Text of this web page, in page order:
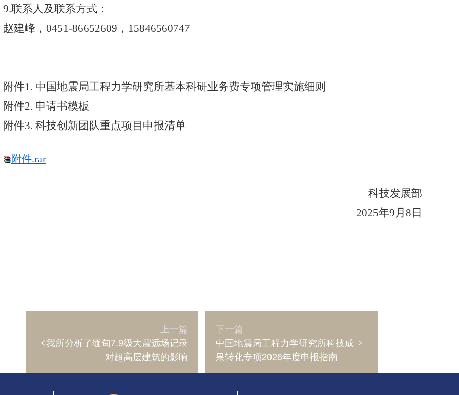
9.联系人及联系方式：
赵建峰，0451-86652609，15846560747
附件1. 中国地震局工程力学研究所基本科研业务费专项管理实施细则
附件2. 申请书模板
附件3. 科技创新团队重点项目申报清单
附件.rar
科技发展部
2025年9月8日
<
上一篇
我所分析了缅甸7.9级大震远场记录
对超高层建筑的影响
>
下一篇
中国地震局工程力学研究所科技成
果转化专项2026年度申报指南